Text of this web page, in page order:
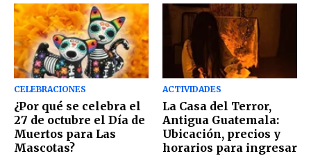
CELEBRACIONES
¿Por qué se celebra el
27 de octubre el Día de
Muertos para Las
Mascotas?
ACTIVIDADES
La Casa del Terror,
Antigua Guatemala:
Ubicación, precios y
horarios para ingresar